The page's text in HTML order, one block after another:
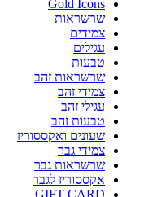
Gold Icons
שרשראות
צמידים
עגילים
טבעות
שרשראות זהב
צמידי זהב
עגילי זהב
טבעות זהב
שעונים ואקססוריז
צמידי גבר
שרשראות גבר
אקססוריז לגבר
GIFT CARD